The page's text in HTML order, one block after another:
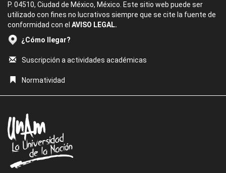
P. 04510, Ciudad de México, México. Este sitio web puede ser
utilizado con fines no lucrativos siempre que se cite la fuente de
conformidad con el AVISO LEGAL.
¿Cómo llegar?
Suscripción a actividades académicas
Normatividad